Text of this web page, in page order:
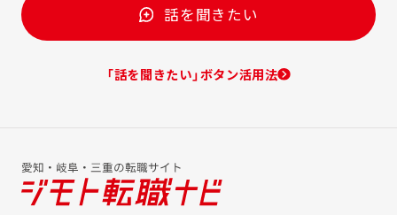
話を聞きたい
「話を聞きたい」ボタン活用法